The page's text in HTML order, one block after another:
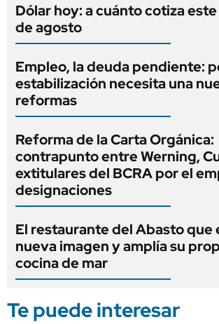
Dólar hoy: a cuánto cotiza
de agosto
Empleo, la deuda pendiente:
estabilización necesita una
reformas
Reforma de la Carta Orgánica:
contrapunto entre Werning,
extitulares del BCRA por el
designaciones
El restaurante del Abasto que
nueva imagen y amplía su
cocina de mar
Te puede interesar